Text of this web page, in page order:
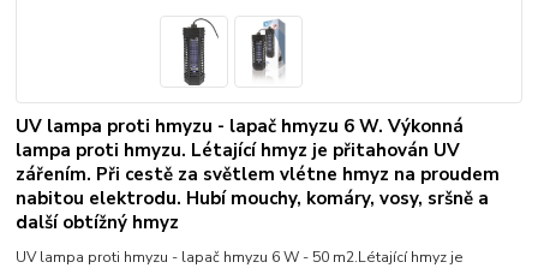
UV lampa proti hmyzu - lapač hmyzu 6 W. Výkonná
lampa proti hmyzu. Létající hmyz je přitahován UV
zářením. Při cestě za světlem vlétne hmyz na proudem
nabitou elektrodu. Hubí mouchy, komáry, vosy, sršně a
další obtížný hmyz
UV lampa proti hmyzu - lapač hmyzu 6 W - 50 m2.Létající hmyz je